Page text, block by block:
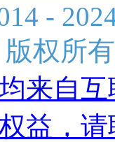
-
权所有
来自
益，